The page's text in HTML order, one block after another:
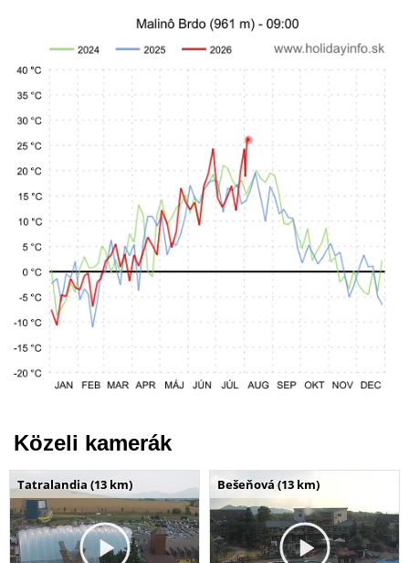
Közeli kamerák
Tatralandia (13 km) Bešeňová (13 km)